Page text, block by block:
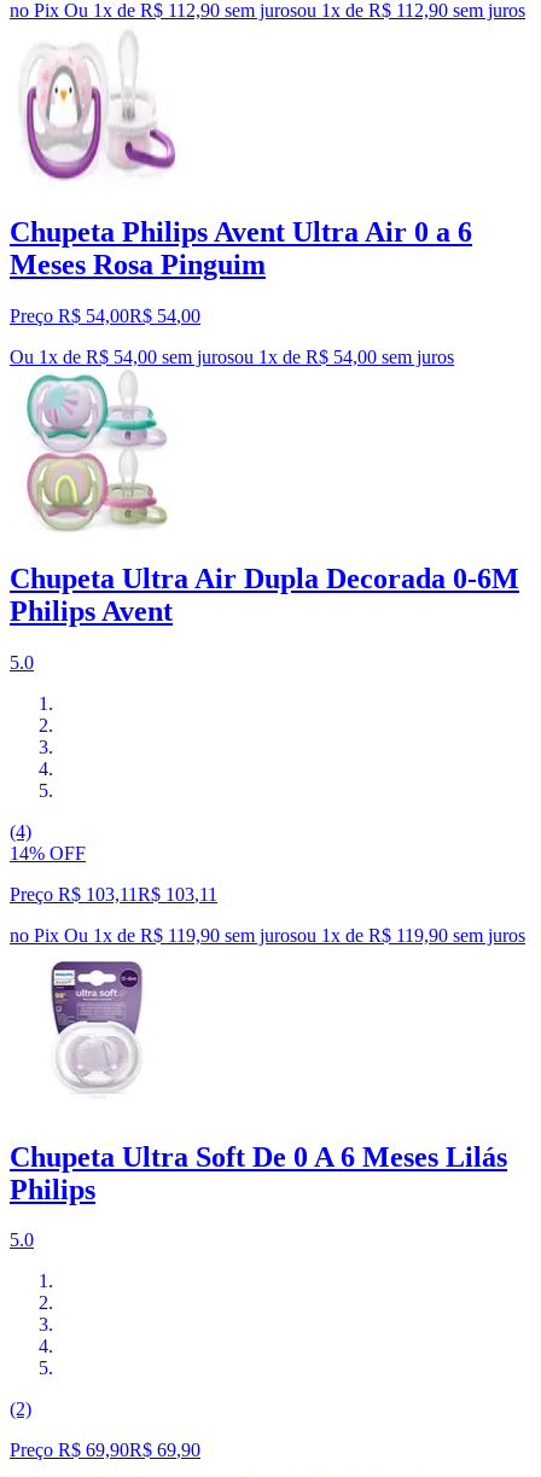
no Pix Ou 1x de R$ 112,90 sem jurosou 1x de R$ 112,90 sem juros
Chupeta Philips Avent Ultra Air 0 a 6
Meses Rosa Pinguim
Preço R$ 54,00R$ 54,00
Ou 1x de R$ 54,00 sem jurosou 1x de R$ 54,00 sem juros
Chupeta Ultra Air Dupla Decorada 0-6M
Philips Avent
5.0
(4)
14% OFF
Preço R$ 103,11R$ 103,11
no Pix Ou 1x de R$ 119,90 sem jurosou 1x de R$ 119,90 sem juros
Chupeta Ultra Soft De 0 A 6 Meses Lilás
Philips
5.0
(2)
Preço R$ 69,90R$ 69,90